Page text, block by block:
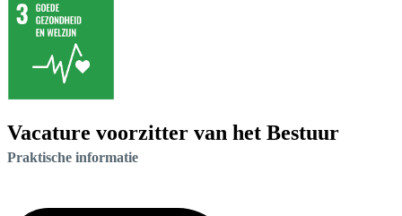
Vacature voorzitter van het Bestuur
Praktische informatie